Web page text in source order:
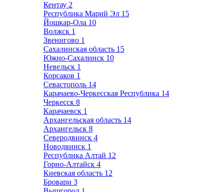
Кентау 2
Республика Марий Эл 15
Йошкар-Ола 10
Волжск 1
Звенигово 1
Сахалинская область 15
Южно-Сахалинск 10
Невельск 1
Корсаков 1
Севастополь 14
Карачаево-Черкесская Республика 14
Черкесск 8
Карачаевск 1
Архангельская область 14
Архангельск 8
Северодвинск 4
Новодвинск 1
Республика Алтай 12
Горно-Алтайск 4
Киевская область 12
Бровари 3